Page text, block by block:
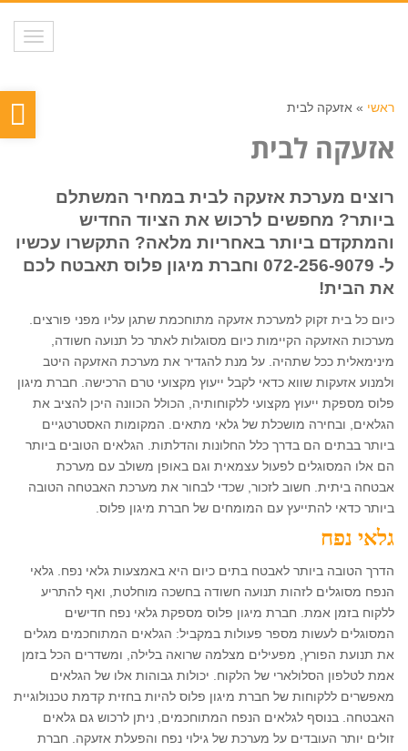
ראשי » אזעקה לבית
אזעקה לבית
רוצים מערכת אזעקה לבית במחיר המשתלם
ביותר? מחפשים לרכוש את הציוד החדיש
והמתקדם ביותר באחריות מלאה? התקשרו עכשיו
ל- 072-256-9079 וחברת מיגון פלוס תאבטח לכם
את הבית!
כיום כל בית זקוק למערכת אזעקה מתוחכמת שתגן עליו מפני פורצים.
מערכות האזעקה הקיימות כיום מסוגלות לאתר כל תנועה חשודה,
מינימאלית ככל שתהיה. על מנת להגדיר את מערכת האזעקה היטב
ולמנוע אזעקות שווא כדאי לקבל ייעוץ מקצועי טרם הרכישה. חברת מיגון
פלוס מספקת ייעוץ מקצועי ללקוחותיה, הכולל הכוונה היכן להציב את
הגלאים, ובחירה מושכלת של גלאי מתאים. המקומות האסטרטגיים
ביותר בבתים הם בדרך כלל החלונות והדלתות. הגלאים הטובים ביותר
הם אלו המסוגלים לפעול עצמאית וגם באופן משולב עם מערכת
אבטחה ביתית. חשוב לזכור, שכדי לבחור את מערכת האבטחה הטובה
ביותר כדאי להתייעץ עם המומחים של חברת מיגון פלוס.
גלאי נפח
הדרך הטובה ביותר לאבטח בתים כיום היא באמצעות גלאי נפח. גלאי
הנפח מסוגלים לזהות תנועה חשודה בחשכה מוחלטת, ואף להתריע
ללקוח בזמן אמת. חברת מיגון פלוס מספקת גלאי נפח חדישים
המסוגלים לעשות מספר פעולות במקביל: הגלאים המתוחכמים מגלים
את תנועת הפורץ, מפעילים מצלמה שרואה בלילה, ומשדרים הכל בזמן
אמת לטלפון הסלולארי של הלקוח. יכולות גבוהות אלו של הגלאים
מאפשרים ללקוחות של חברת מיגון פלוס להיות בחזית קדמת טכנולוגיית
האבטחה. בנוסף לגלאים הנפח המתוחכמים, ניתן לרכוש גם גלאים
זולים יותר העובדים על מערכת של גילוי נפח והפעלת אזעקה. חברת